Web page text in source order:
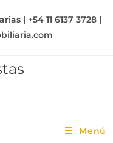
| +54 11 6137 3728 |
Menú